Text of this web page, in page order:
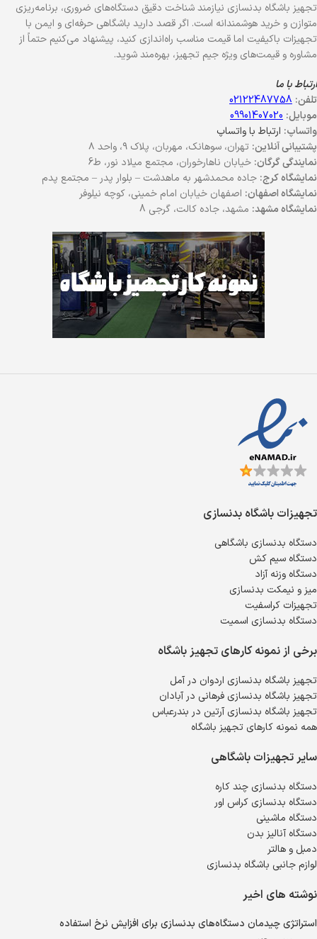
تجهیز باشگاه بدنسازی نیازمند شناخت دقیق دستگاه‌های ضروری، برنامه‌ریزی
متوازن و خرید هوشمندانه است. اگر قصد دارید باشگاهی حرفه‌ای و ایمن با
تجهیزات باکیفیت اما قیمت مناسب راه‌اندازی کنید، پیشنهاد می‌کنیم حتماً از
مشاوره و قیمت‌های ویژه جیم تجهیز، بهره‌مند شوید.
ارتباط با ما
تلفن: 02122487758
موبایل: 09901407020
واتساپ: ارتباط با واتساپ
پشتیبانی آنلاین: تهران، سوهانک، مهربان، پلاک ۹، واحد ۸
نمایندگی گرگان: خیابان ناهارخوران، مجتمع میلاد نور، ط6
نمایشگاه کرج: جاده محمدشهر به ماهدشت – بلوار پدر – مجتمع پدم
نمایشگاه اصفهان: اصفهان خیابان امام خمینی، کوچه نیلوفر
نمایشگاه مشهد: مشهد، جاده کالت، گرجی 8
تجهیزات باشگاه بدنسازی
دستگاه بدنسازی باشگاهی
دستگاه سیم کش
دستگاه وزنه آزاد
میز و نیمکت بدنسازی
تجهیزات کراسفیت
دستگاه بدنسازی اسمیت
برخی از نمونه کارهای تجهیز باشگاه
تجهیز باشگاه بدنسازی اردوان در آمل
تجهیز باشگاه بدنسازی فرهانی در آبادان
تجهیز باشگاه بدنسازی آرتین در بندرعباس
همه نمونه کارهای تجهیز باشگاه
سایر تجهیزات باشگاهی
دستگاه بدنسازی چند کاره
دستگاه بدنسازی کراس اور
دستگاه ماشینی
دستگاه آنالیز بدن
دمبل و هالتر
لوازم جانبی باشگاه بدنسازی
نوشته های اخیر
استراتژی چیدمان دستگاه‌های بدنسازی برای افزایش نرخ استفاده